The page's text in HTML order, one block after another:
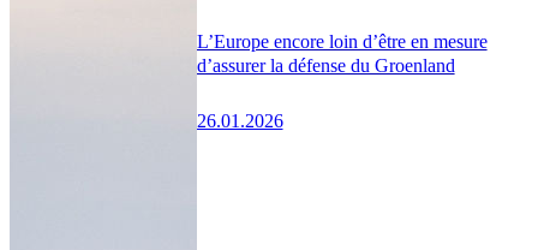
L’Europe encore loin d’être en mesure
d’assurer la défense du Groenland
26.01.2026